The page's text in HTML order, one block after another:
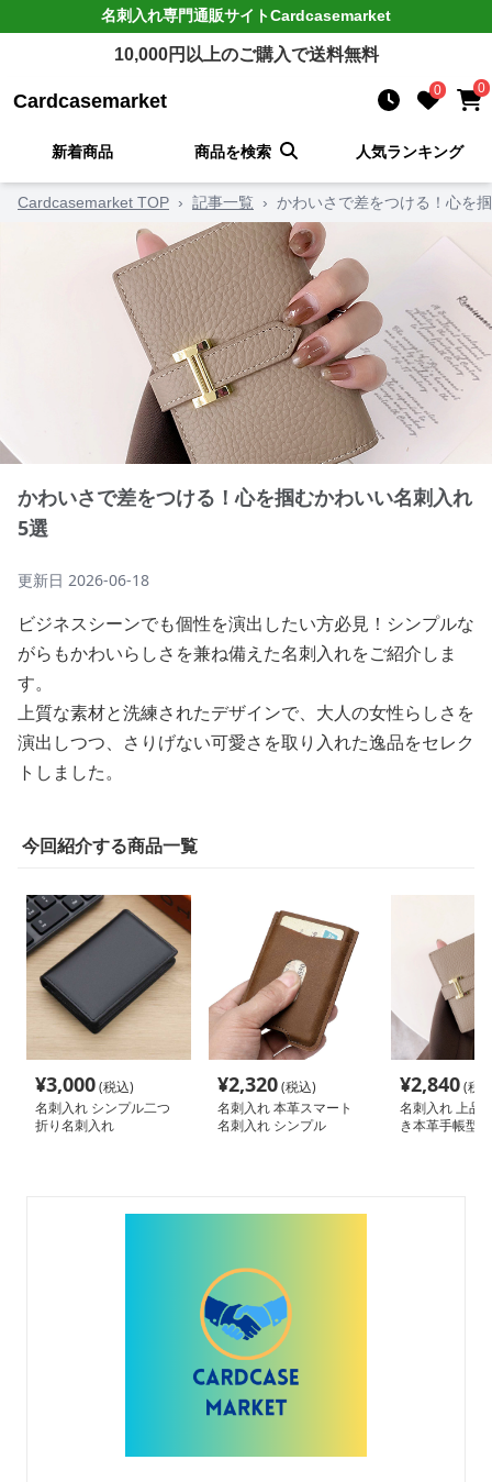
名刺入れ専門通販サイトCardcasemarket
10,000円以上のご購入で送料無料
Cardcasemarket 0 0
新着商品 商品を検索 人気ランキング
Cardcasemarket TOP › 記事一覧 › かわいさで差をつける！心を
かわいさで差をつける！心を掴むかわいい名刺入れ
5選
更新日 2026-06-18
ビジネスシーンでも個性を演出したい方必見！シンプルな
がらもかわいらしさを兼ね備えた名刺入れをご紹介しま
す。
上質な素材と洗練されたデザインで、大人の女性らしさを
演出しつつ、さりげない可愛さを取り入れた逸品をセレク
トしました。
今回紹介する商品一覧
¥3,000(税込)
名刺入れ シンプル二つ
折り名刺入れ
¥2,320(税込)
名刺入れ 本革スマート
名刺入れ シンプル
¥2,840(税
名刺入れ 上品
き本革手帳型